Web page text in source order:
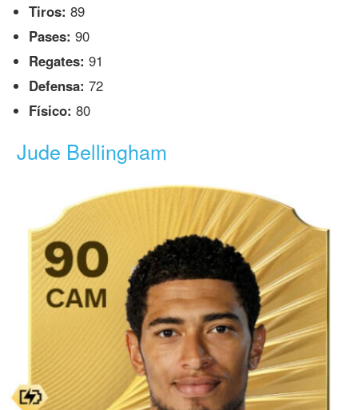
Tiros: 89
Pases: 90
Regates: 91
Defensa: 72
Físico: 80
Jude Bellingham